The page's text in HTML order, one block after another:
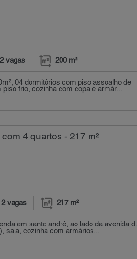
2 vagas 200 m²
04 dormitórios com piso assoalho de
frio, cozinha com copa e armár...
4 quartos - 217 m²
2 vagas 217 m²
em santo andré, ao lado da avenida d.
sala, cozinha com armários...